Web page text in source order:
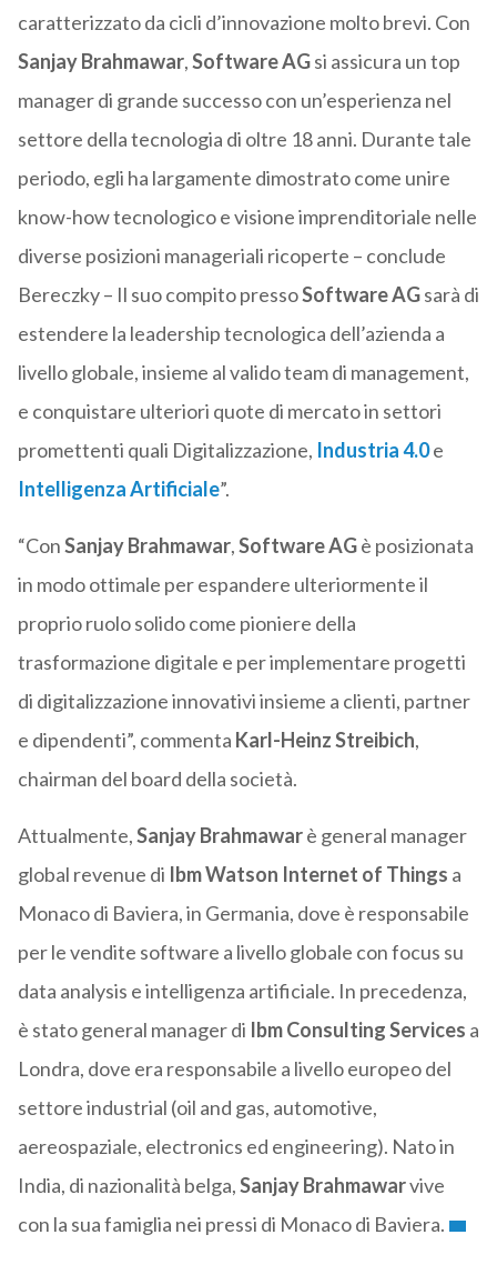
caratterizzato da cicli d’innovazione molto brevi. Con
Sanjay Brahmawar,Software AGsi assicura un top
manager di grande successo con un’esperienza nel
settore della tecnologia di oltre 18 anni. Durante tale
periodo, egli ha largamente dimostrato come unire
know-how tecnologico e visione imprenditoriale nelle
diverse posizioni manageriali ricoperte – conclude
Bereczky – Il suo compito pressoSoftware AGsarà di
estendere la leadership tecnologica dell’azienda a
livello globale, insieme al valido team di management,
e conquistare ulteriori quote di mercato in settori
promettenti quali Digitalizzazione, Industria 4.0e
Intelligenza Artificiale”.
“ConSanjay Brahmawar,Software AGè posizionata
in modo ottimale per espandere ulteriormente il
proprio ruolo solido come pioniere della
trasformazione digitale e per implementare progetti
di digitalizzazione innovativi insieme a clienti, partner
e dipendenti”, commenta Karl-Heinz Streibich,
chairman del board della società.
Attualmente,Sanjay Brahmawarè general manager
global revenue di Ibm Watson Internet of Things a
Monaco di Baviera, in Germania, dove è responsabile
per le vendite software a livello globale con focus su
data analysis e intelligenza artificiale. In precedenza,
è stato general manager di Ibm Consulting Services a
Londra, dove era responsabile a livello europeo del
settore industrial (oil and gas, automotive,
aereospaziale, electronics ed engineering). Nato in
India, di nazionalità belga,Sanjay Brahmawarvive
con la sua famiglia nei pressi di Monaco di Baviera.